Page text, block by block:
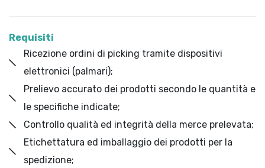
Requisiti
Ricezione ordini di picking tramite dispositivi
elettronici (palmari);
Prelievo accurato dei prodotti secondo le quantità e
le specifiche indicate;
Controllo qualità ed integrità della merce prelevata;
Etichettatura ed imballaggio dei prodotti per la
spedizione;